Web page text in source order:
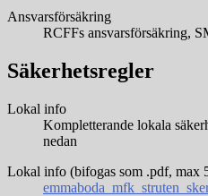
Ansvarsförsäkring
RCFFs ansvarsförsäkring,
Säkerhetsregler
Lokal info
Kompletterande lokala
nedan
Lokal info (bifogas som .pdf, max